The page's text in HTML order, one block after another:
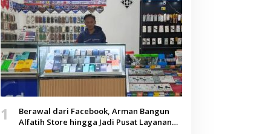
1
Berawal dari Facebook, Arman Bangun
Alfatih Store hingga Jadi Pusat Layanan